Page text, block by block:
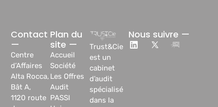
Trust&Cie
est un
cabinet
d’audit
spécialisé
dans la
Plan du
site —
Accueil
Société
Les Offres
Audit
PASSI
Contact
—
Centre
d’Affaires
Alta Rocca,
Bât A,
1120 route
Nous suivre —